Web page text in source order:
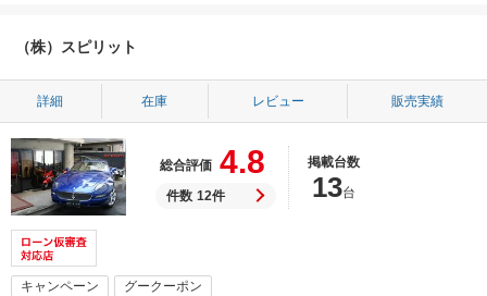
（株）スピリット
詳細 在庫 レビュー 販売実績
総合評価 4.8
件数 12件
掲載台数
13台
キャンペーン グークーポン